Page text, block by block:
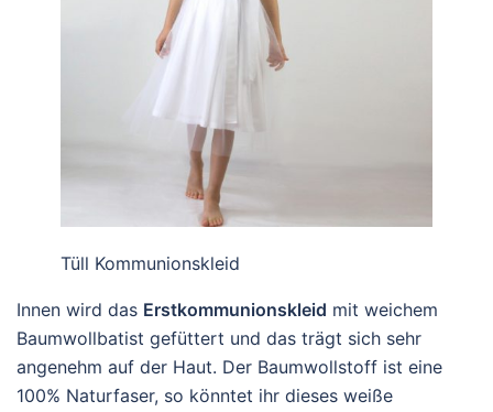
Tüll Kommunionskleid
Innen wird das Erstkommunionskleid mit weichem
Baumwollbatist gefüttert und das trägt sich sehr
angenehm auf der Haut. Der Baumwollstoff ist eine
100% Naturfaser, so könntet ihr dieses weiße